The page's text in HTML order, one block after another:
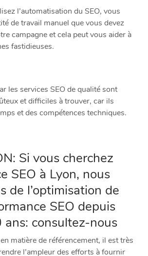
l’automatisation du SEO, vous
de travail manuel que vous devez
campagne et cela peut vous aider à
fastidieuses.
les services SEO de qualité sont
et difficiles à trouver, car ils
et des compétences techniques.
Si vous cherchez
SEO à Lyon, nous
de l’optimisation de
SEO depuis
ans: consultez-nous
matière de référencement, il est très
l’ampleur des efforts à fournir